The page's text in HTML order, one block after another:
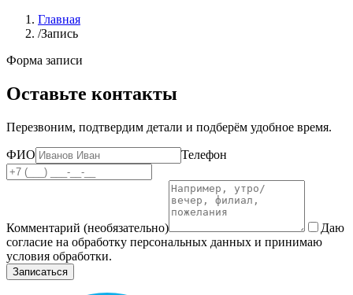
Главная
/Запись
Форма записи
Оставьте контакты
Перезвоним, подтвердим детали и подберём удобное время.
ФИО Телефон
Комментарий (необязательно)
Даю
согласие на обработку персональных данных и принимаю
условия обработки.
Записаться